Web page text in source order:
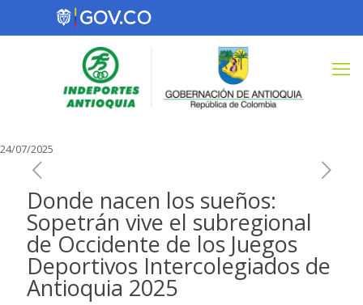
24/07/2025
Donde nacen los sueños:
Sopetrán vive el subregional
de Occidente de los Juegos
Deportivos Intercolegiados de
Antioquia 2025